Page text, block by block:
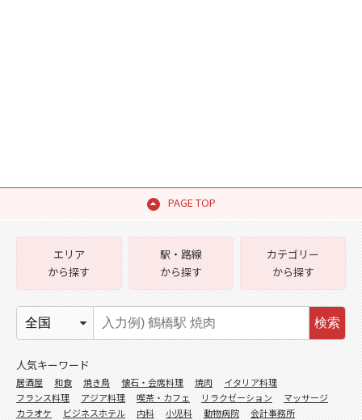
PAGE TOP
エリア
から探す
駅・路線
から探す
カテゴリー
から探す
検索
人気キーワード
居酒屋 和食 焼き鳥 懐石・会席料理 焼肉
イタリア料理
フランス料理
アジア料理 喫茶・カフェ リラクゼーション
マッサージ
カラオケ
ビジネスホテル 内科 小児科 動物病院
会計事務所